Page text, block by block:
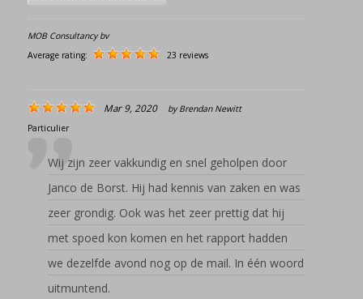
MOB Consultancy bv
Average rating:
23 reviews
Mar 9, 2020 byBrendan Newitt
Particulier
Wij zijn zeer vakkundig en snel geholpen door
Janco de Borst. Hij had kennis van zaken en was
zeer grondig. Ook was het zeer prettig dat hij
met spoed kon komen en het rapport hadden
we dezelfde avond nog op de mail. In één woord
uitmuntend.